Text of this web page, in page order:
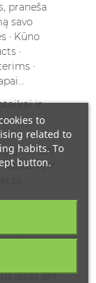
praneša
savo
· Kūno
·
·
ir
gali tapti
ir
nustatyti
su
ir
lašas ant
to
related to
habits. To
button.